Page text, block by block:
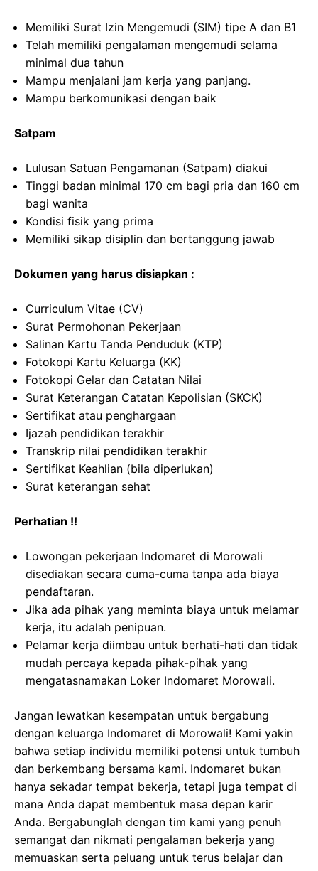
Memiliki Surat Izin Mengemudi (SIM) tipe A dan B1
Telah memiliki pengalaman mengemudi selama
minimal dua tahun
Mampu menjalani jam kerja yang panjang.
Mampu berkomunikasi dengan baik
Satpam
Lulusan Satuan Pengamanan (Satpam) diakui
Tinggi badan minimal 170 cm bagi pria dan 160 cm
bagi wanita
Kondisi fisik yang prima
Memiliki sikap disiplin dan bertanggung jawab
Dokumen yang harus disiapkan :
Curriculum Vitae (CV)
Surat Permohonan Pekerjaan
Salinan Kartu Tanda Penduduk (KTP)
Fotokopi Kartu Keluarga (KK)
Fotokopi Gelar dan Catatan Nilai
Surat Keterangan Catatan Kepolisian (SKCK)
Sertifikat atau penghargaan
Ijazah pendidikan terakhir
Transkrip nilai pendidikan terakhir
Sertifikat Keahlian (bila diperlukan)
Surat keterangan sehat
Perhatian !!
Lowongan pekerjaan Indomaret di Morowali
disediakan secara cuma-cuma tanpa ada biaya
pendaftaran.
Jika ada pihak yang meminta biaya untuk melamar
kerja, itu adalah penipuan.
Pelamar kerja diimbau untuk berhati-hati dan tidak
mudah percaya kepada pihak-pihak yang
mengatasnamakan Loker Indomaret Morowali.
Jangan lewatkan kesempatan untuk bergabung
dengan keluarga Indomaret di Morowali! Kami yakin
bahwa setiap individu memiliki potensi untuk tumbuh
dan berkembang bersama kami. Indomaret bukan
hanya sekadar tempat bekerja, tetapi juga tempat di
mana Anda dapat membentuk masa depan karir
Anda. Bergabunglah dengan tim kami yang penuh
semangat dan nikmati pengalaman bekerja yang
memuaskan serta peluang untuk terus belajar dan